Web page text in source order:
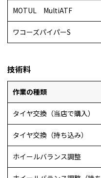
MOTUL MultiATF
ワコーズパイパーS
技術料
作業の種類
タイヤ交換（当店で購入）
タイヤ交換（持ち込み）
ホイールバランス調整